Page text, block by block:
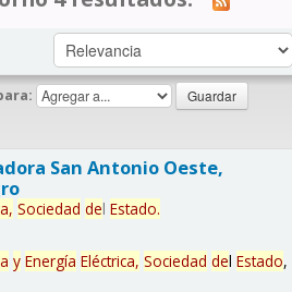
San Antonio Oeste,
Sociedad del Estado.
y Energía Eléctrica, Sociedad del Estado,